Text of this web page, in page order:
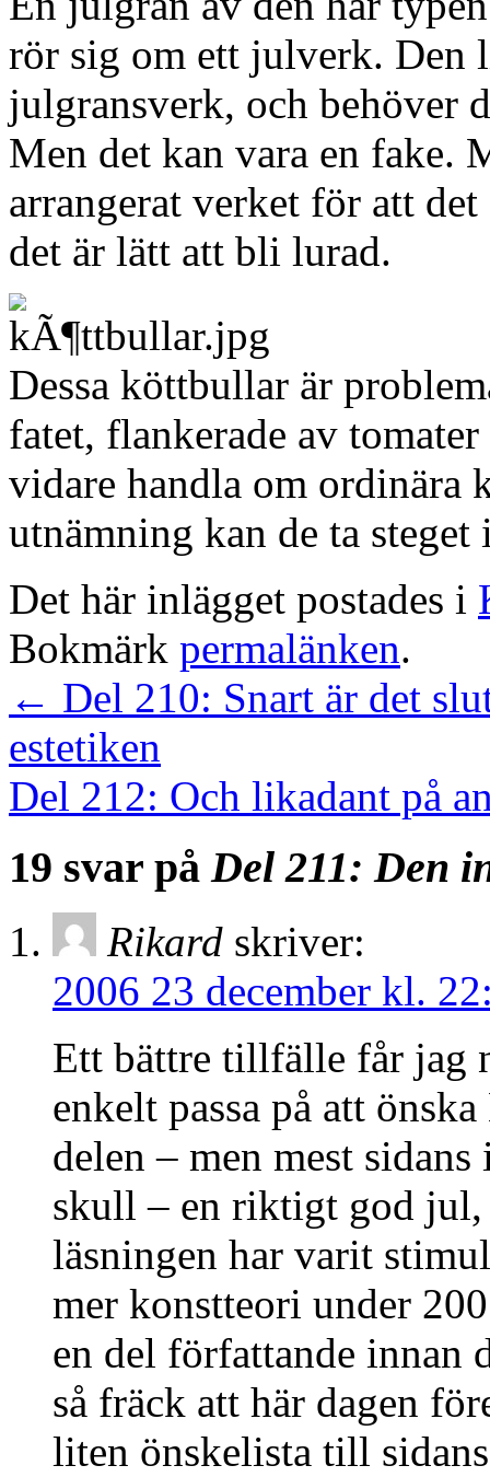
rör sig om ett julverk. Den
julgransverk, och behöver
Men det kan vara en fake.
arrangerat verket för att
det är lätt att bli lurad.
Dessa köttbullar är
fatet, flankerade av
vidare handla om ordinära
utnämning kan de ta
Det här inlägget postades i
Bokmärk permalänken.
← Del 210: Snart är det
estetiken
Del 212: Och likadant på
19 svar på Del 211: Den
Rikard skriver:
2006 23 december kl.
Ett bättre tillfälle får jag
enkelt passa på att
delen – men mest
skull – en riktigt god jul,
läsningen har varit
mer konstteori under
en del författande innan
så fräck att här dagen
liten önskelista till